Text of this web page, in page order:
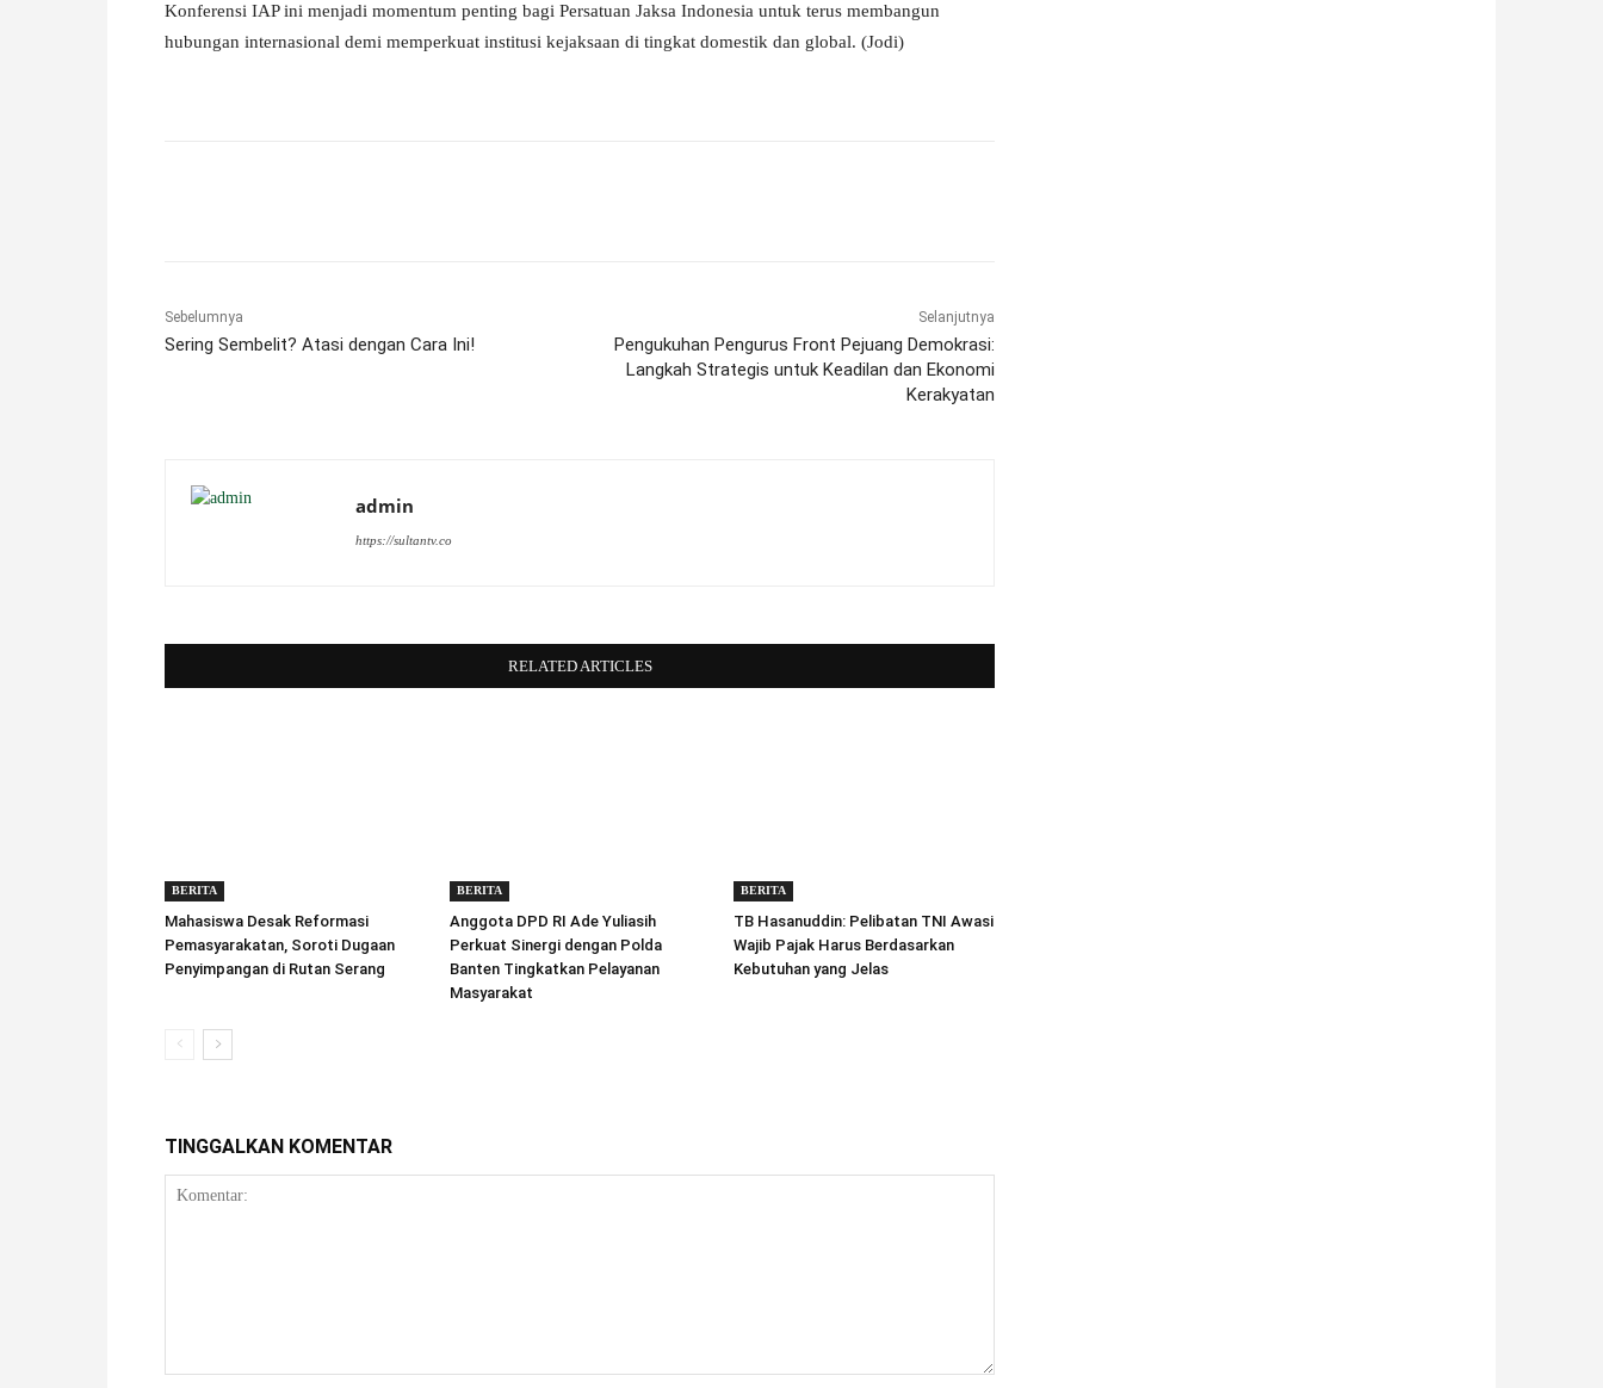
Konferensi IAP ini menjadi momentum penting bagi Persatuan Jaksa Indonesia untuk terus membangun
hubungan internasional demi memperkuat institusi kejaksaan di tingkat domestik dan global. (Jodi)
Sebelumnya
Sering Sembelit? Atasi dengan Cara Ini!
Selanjutnya
Pengukuhan Pengurus Front Pejuang Demokrasi:
Langkah Strategis untuk Keadilan dan Ekonomi
Kerakyatan
admin
https://sultantv.co
RELATED ARTICLES
BERITA
Mahasiswa Desak Reformasi
Pemasyarakatan, Soroti Dugaan
Penyimpangan di Rutan Serang
BERITA
Anggota DPD RI Ade Yuliasih
Perkuat Sinergi dengan Polda
Banten Tingkatkan Pelayanan
Masyarakat
BERITA
TB Hasanuddin: Pelibatan TNI Awasi
Wajib Pajak Harus Berdasarkan
Kebutuhan yang Jelas
TINGGALKAN KOMENTAR